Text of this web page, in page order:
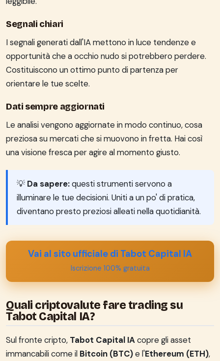
Segnali chiari
I segnali generati dall'IA mettono in luce tendenze e
opportunità che a occhio nudo si potrebbero perdere.
Costituiscono un ottimo punto di partenza per
orientare le tue scelte.
Dati sempre aggiornati
Le analisi vengono aggiornate in modo continuo, cosa
preziosa su mercati che si muovono in fretta. Hai così
una visione fresca per agire al momento giusto.
💡 Da sapere:questi strumenti servono a
illuminare le tue decisioni. Uniti a un po' di pratica,
diventano presto preziosi alleati nella quotidianità.
Vai al sito ufficiale di Tabot Capital IA
Iscrizione 100% gratuita
Quali criptovalute fare trading su
Tabot Capital IA?
Sul fronte cripto, Tabot Capital IAcopre gli asset
immancabili come il Bitcoin (BTC)e l'Ethereum (ETH),